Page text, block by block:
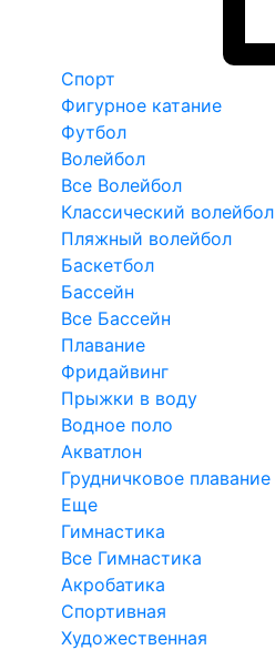
Спорт
Фигурное катание
Футбол
Волейбол
Все Волейбол
Классический волейбол
Пляжный волейбол
Баскетбол
Бассейн
Все Бассейн
Плавание
Фридайвинг
Прыжки в воду
Водное поло
Акватлон
Грудничковое плавание
Еще
Гимнастика
Все Гимнастика
Акробатика
Спортивная
Художественная